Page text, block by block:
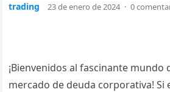
trading 23 de enero de 2024 · 0
¡Bienvenidos al fascinante mundo
mercado de deuda corporativa! Si